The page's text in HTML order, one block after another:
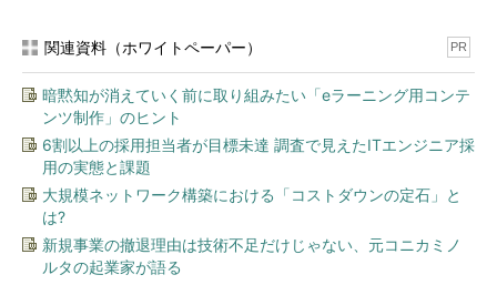
関連資料（ホワイトペーパー） PR
暗黙知が消えていく前に取り組みたい「eラーニング用コンテ
ンツ制作」のヒント
6割以上の採用担当者が目標未達 調査で見えたITエンジニア採
用の実態と課題
大規模ネットワーク構築における「コストダウンの定石」と
は?
新規事業の撤退理由は技術不足だけじゃない、元コニカミノ
ルタの起業家が語る